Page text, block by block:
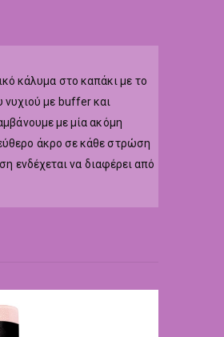
κάλυμα στο καπάκι με το
νυχιού με buffer και
με μία ακόμη
άκρο σε κάθε στρώση
ενδέχεται να διαφέρει από